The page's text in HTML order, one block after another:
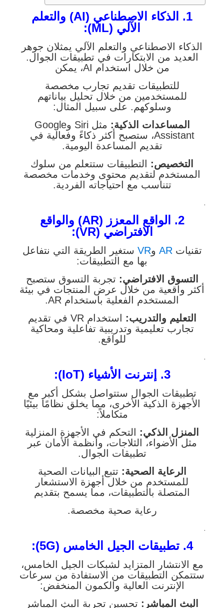
1. الذكاء الاصطناعي (AI) والتعلم
الآلي (ML):
الذكاء الاصطناعي والتعلم الآلي يمثلان جوهر
العديد من الابتكارات في تطبيقات الجوال.
من خلال استخدام AI، يمكن
للتطبيقات تقديم تجارب مخصصة
للمستخدمين من خلال تحليل بياناتهم
وسلوكهم. على سبيل المثال:
المساعدات الذكية:
مثل Siri وGoogle
Assistant، ستصبح أكثر ذكاءً وفعالية في
تقديم المساعدة اليومية.
التخصيص: التطبيقات ستتعلم من سلوك
المستخدم لتقديم محتوى وخدمات مخصصة
تتناسب مع احتياجاته الفردية.
.
2. الواقع المعزز (AR) والواقع
الافتراضي (VR):
تقنياتAR وVR ستغير الطريقة التي نتفاعل
بها مع التطبيقات:
التسوق الافتراضي: تجربة التسوق ستصبح
أكثر واقعية من خلال عرض المنتجات في بيئة
المستخدم الفعلية باستخدام AR.
التعليم والتدريب:
استخدام VR في تقديم
تجارب تعليمية وتدريبية تفاعلية ومحاكية
للواقع.
.
3. إنترنت الأشياء (IoT):
تطبيقات الجوال ستتواصل بشكل أكبر مع
الأجهزة الذكية الأخرى، مما يخلق نظامًا بيئيًا
متكاملاً:
المنزل الذكي: التحكم في الأجهزة المنزلية
مثل الأضواء، الثلاجات، وأنظمة الأمان عبر
تطبيقات الجوال.
الرعاية الصحية: تتبع البيانات الصحية
للمستخدم من خلال أجهزة الاستشعار
المتصلة بالتطبيقات، مما يسمح بتقديم
رعاية صحية مخصصة.
.
4. تطبيقات الجيل الخامس (5G):
مع الانتشار المتزايد لشبكات الجيل الخامس،
ستتمكن التطبيقات من الاستفادة من سرعات
الإنترنت العالية والكمون المنخفض:
البث المباشر: تحسين تجربة البث المباشر